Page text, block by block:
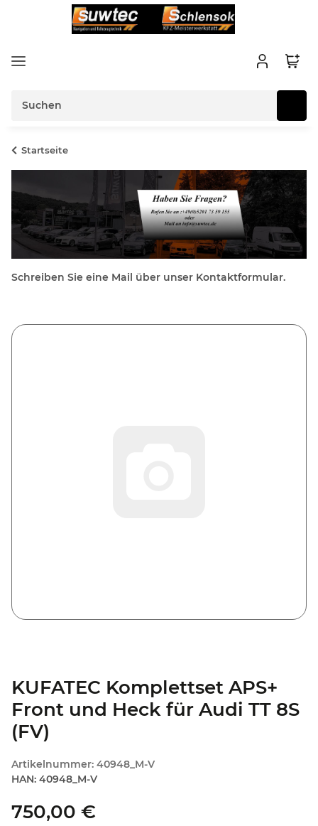
Startseite
Schreiben Sie eine Mail über unser Kontaktformular.
KUFATEC Komplettset APS+
Front und Heck für Audi TT 8S
(FV)
Artikelnummer: 40948_M-V
HAN: 40948_M-V
750,00 €